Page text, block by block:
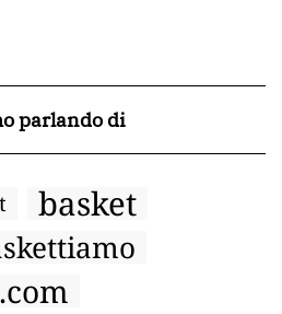
parlando di
basket